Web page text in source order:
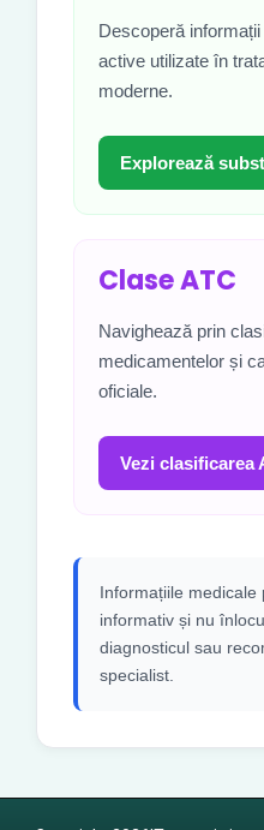
Descoperă
active utilizate în
moderne.
Explorează
Clase ATC
Navighează prin
medicamentelor și
oficiale.
Vezi clasificarea
Informațiile
informativ și nu
diagnosticul sau
specialist.